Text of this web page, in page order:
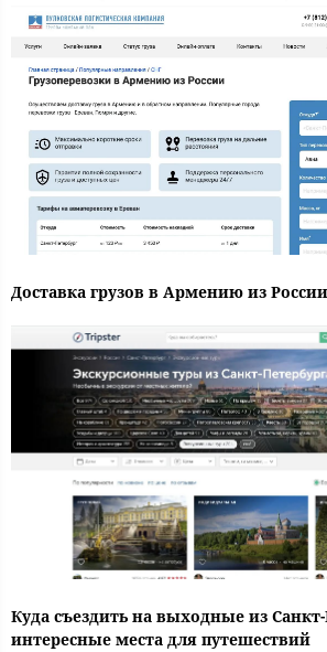
Доставка грузов в Армению из
Куда съездить на выходные из
интересные места для путешествий